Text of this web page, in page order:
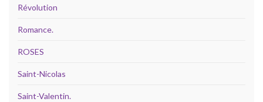
Révolution
Romance.
ROSES
Saint-Nicolas
Saint-Valentin.